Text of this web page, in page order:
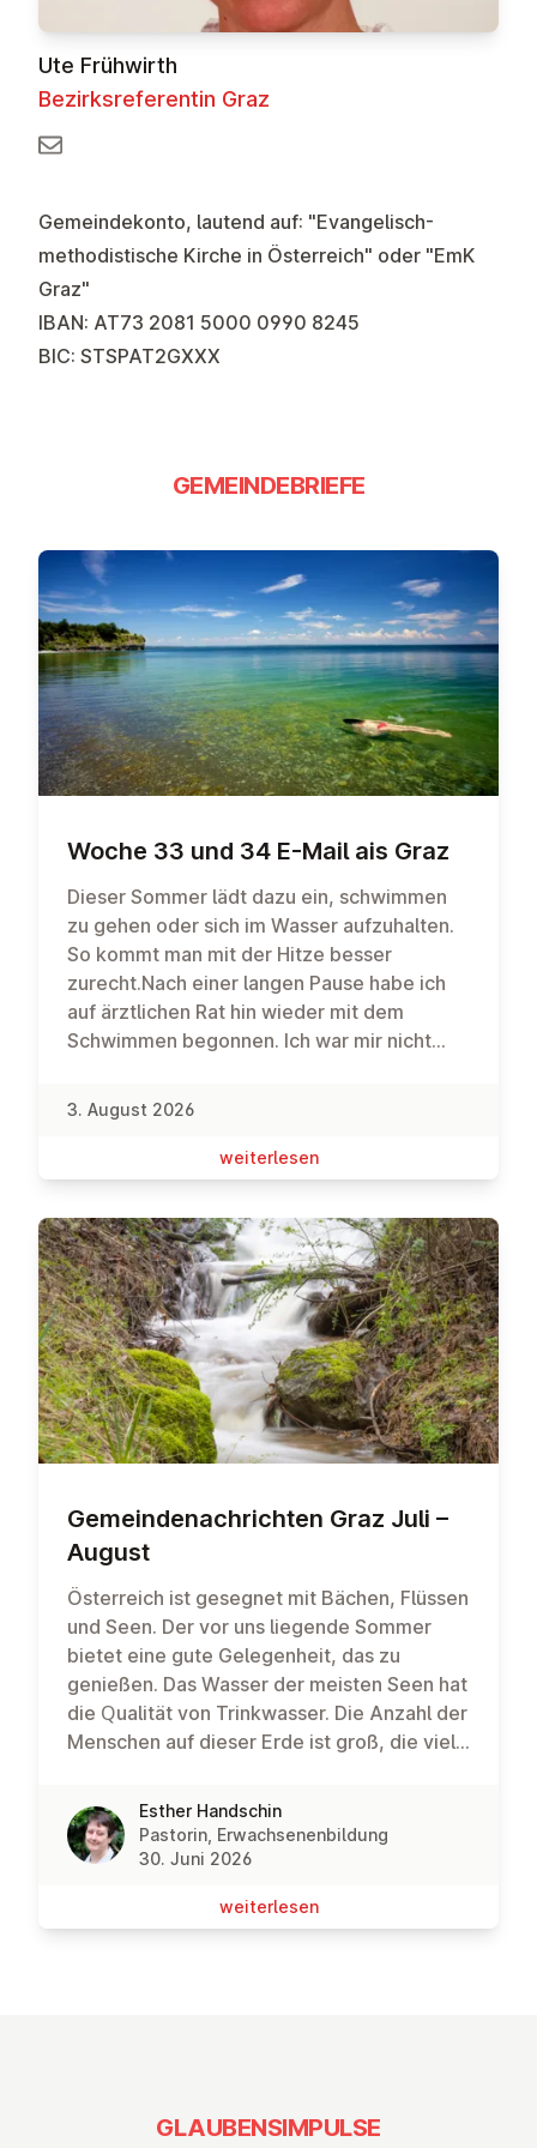
Ute Frühwirth
Bezirksreferentin Graz
Gemeindekonto, lautend auf: "Evangelisch-
methodistische Kirche in Österreich" oder "EmK
Graz"
IBAN: AT73 2081 5000 0990 8245
BIC: STSPAT2GXXX
GEMEINDEBRIEFE
Woche 33 und 34 E-Mail ais Graz
Dieser Sommer lädt dazu ein, schwimmen
zu gehen oder sich im Wasser aufzuhalten.
So kommt man mit der Hitze besser
zurecht.Nach einer langen Pause habe ich
auf ärztlichen Rat hin wieder mit dem
Schwimmen begonnen. Ich war mir nicht
ließ ich mich ins Wasser gleiten. Und siehe
da: Es brauchte nur ein paar wenige
Bewegungen, sodass ich mich vom Wasser
tragen lassen konnte.Mit dem Glauben ist es
wohl ähnlich wie mit dem Schwimmen. Es
braucht das Vertrauen, dass ich mich und
meine Sorgen in Gottes Hand fallen lassen
kann. Er wird mich gerade in schwierigen
Zeiten tragen.
3. August 2026
wei­ter­le­sen
Ge­mein­de­nach­rich­ten Graz Juli –
August
Österreich ist gesegnet mit Bächen, Flüssen
und Seen. Der vor uns liegende Sommer
bietet eine gute Gelegenheit, das zu
genießen. Das Wasser der meisten Seen hat
die Qualität von Trinkwasser. Die Anzahl der
Menschen auf dieser Erde ist groß, die viel
zur Verfügung stünde. Und dennoch ist auch
in der Steiermark das Wasser im Mai knapp
geworden. Die Grundwasserspiegel sind in
Sparsamkeit ist angesagt im Umgang mit
Was schon in der Steiermark oder in
Esther Handschin
Pastorin, Erwachsenenbildung
30. Juni 2026
wei­ter­le­sen
GLAUBENSIMPULSE